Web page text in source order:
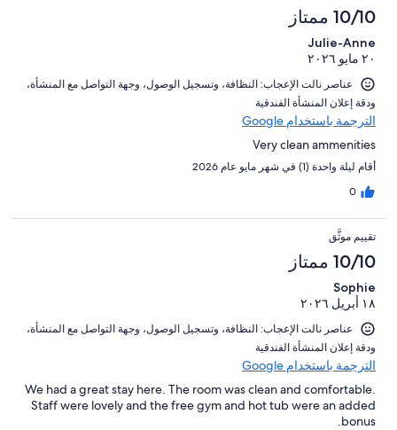
10/10 ممتاز
Julie-Anne
٢٠ مايو ٢٠٢٦
عناصر نالت الإعجاب: ⁦النظافة⁩، و⁦تسجيل الوصول⁩، و⁦جهة التواصل مع المنشأة⁩،
و⁦دقة إعلان المنشأة الفندقية⁩
الترجمة باستخدام Google
Very clean ammenities
أقام ليلة واحدة (1) في شهر مايو عام 2026
0
تقييم موثَّق
10/10 ممتاز
Sophie
١٨ أبريل ٢٠٢٦
عناصر نالت الإعجاب: ⁦النظافة⁩، و⁦تسجيل الوصول⁩، و⁦جهة التواصل مع المنشأة⁩،
و⁦دقة إعلان المنشأة الفندقية⁩
الترجمة باستخدام Google
We had a great stay here. The room was clean and comfortable.
Staff were lovely and the free gym and hot tub were an added
bonus.